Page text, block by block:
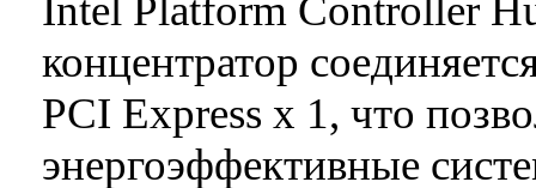
Intel Platform Controller
концентратор
PCI Express x 1, что
энергоэффективные